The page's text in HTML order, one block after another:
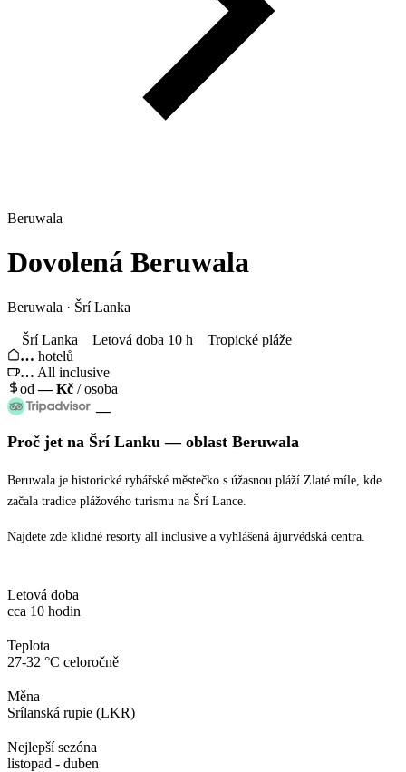
Beruwala
Dovolená Beruwala
Beruwala · Šrí Lanka
Šrí Lanka Letová doba 10 h
Tropické pláže
… hotelů
… All inclusive
od—Kč / osoba
—
Proč jet na Šrí Lanku — oblast Beruwala
Beruwala je historické rybářské městečko s úžasnou pláží Zlaté míle, kde
začala tradice plážového turismu na Šrí Lance.
Najdete zde klidné resorty all inclusive a vyhlášená ájurvédská centra.
Letová doba
cca 10 hodin
Teplota
27-32 °C celoročně
Měna
Srílanská rupie (LKR)
Nejlepší sezóna
listopad - duben